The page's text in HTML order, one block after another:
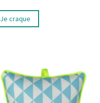
Je craque